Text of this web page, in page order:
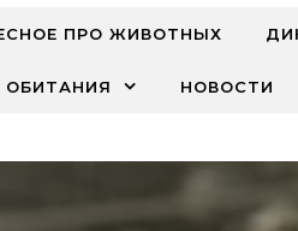
ПРО ЖИВОТНЫХ
ОБИТАНИЯ НОВОСТИ